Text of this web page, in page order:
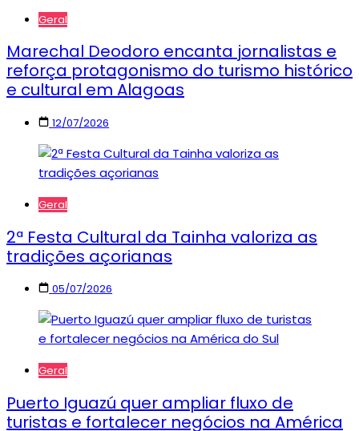
Geral
Marechal Deodoro encanta jornalistas e
reforça protagonismo do turismo histórico
e cultural em Alagoas
12/07/2026
Geral
2ª Festa Cultural da Tainha valoriza as
tradições açorianas
05/07/2026
Geral
Puerto Iguazú quer ampliar fluxo de
turistas e fortalecer negócios na América